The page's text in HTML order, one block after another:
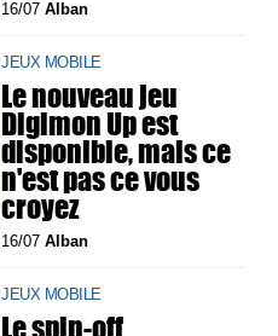
16/07Alban
JEUX MOBILE
Le nouveau jeu
Digimon Up est
disponible, mais ce
n'est pas ce vous
croyez
16/07Alban
JEUX MOBILE